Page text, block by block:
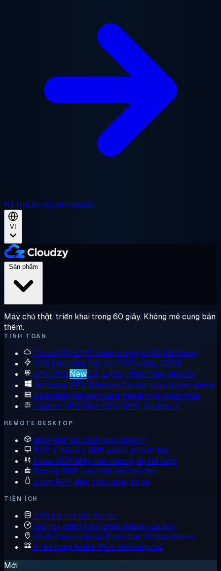
Hỗ trợLiên hệ kinh doanh
VI
Máy chủ thật, triển khai trong 60 giây. Không mê cung bán
thêm.
TÍNH TOÁN
Cloud VPS EPYC dùng chung, từ $2,48/tháng
VPS hiệu năng cao Lõi EPYC riêng, DDR5
GPU VPS New L4, L40S, H100 theo yêu cầu
Windows VPS Windows Server, toàn quyền admin
Dedicated Servers Bare metal một người thuê
Custom VPS Chọn CPU, RAM, đĩa theo ý
REMOTE DESKTOP
Mua RDP So sánh mọi gói RDP
RDP ở Hoa Kỳ RDP admin trên IP Mỹ
Forex RDP Máy tính trading độ trễ thấp
Botting RDP Luôn bật để chạy bot
Linux RDP Máy tính Linux, từ xa
TIỆN ÍCH
VPS lưu trữGói đĩa lớn
ISO tùy chỉnh Khởi động image của bạn
IPv4 Chuyên dụng IP của bạn, không chia sẻ
IP bổ sung Nhiều IPv4 mỗi máy chủ
Mới